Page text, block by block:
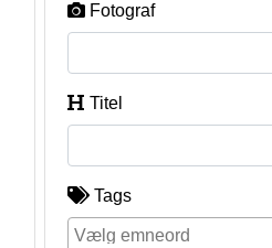
Fotograf
Titel
Tags